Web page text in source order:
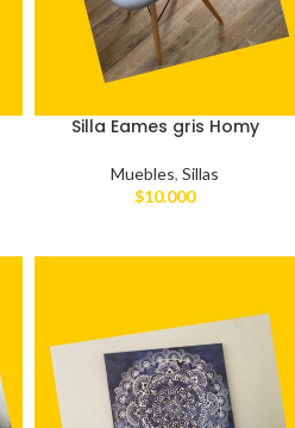
Silla Eames gris Homy
Muebles, Sillas
$10.000